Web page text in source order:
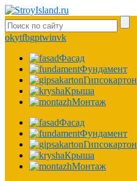
okytfbgptwinvk
Фасад
Фундамент
Гипсокартон
Крыша
Монтаж
Фасад
Фундамент
Гипсокартон
Крыша
Монтаж